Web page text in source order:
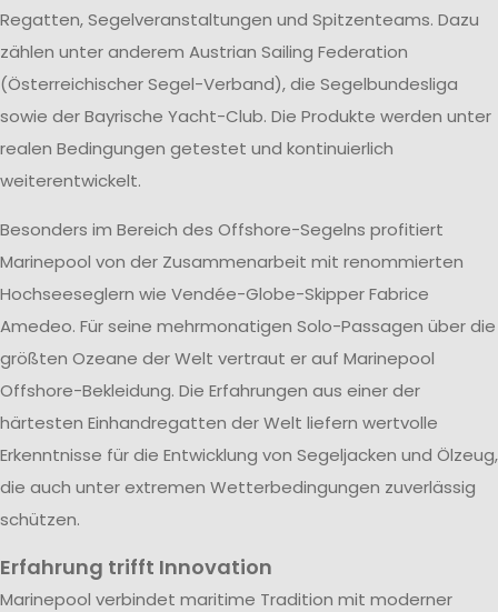
Regatten, Segelveranstaltungen und Spitzenteams. Dazu
zählen unter anderem Austrian Sailing Federation
(Österreichischer Segel-Verband), die Segelbundesliga
sowie der Bayrische Yacht-Club. Die Produkte werden unter
realen Bedingungen getestet und kontinuierlich
weiterentwickelt.
Besonders im Bereich des Offshore-Segelns profitiert
Marinepool von der Zusammenarbeit mit renommierten
Hochseeseglern wie Vendée-Globe-Skipper Fabrice
Amedeo. Für seine mehrmonatigen Solo-Passagen über die
größten Ozeane der Welt vertraut er auf Marinepool
Offshore-Bekleidung. Die Erfahrungen aus einer der
härtesten Einhandregatten der Welt liefern wertvolle
Erkenntnisse für die Entwicklung von Segeljacken und Ölzeug,
die auch unter extremen Wetterbedingungen zuverlässig
schützen.
Erfahrung trifft Innovation
Marinepool verbindet maritime Tradition mit moderner